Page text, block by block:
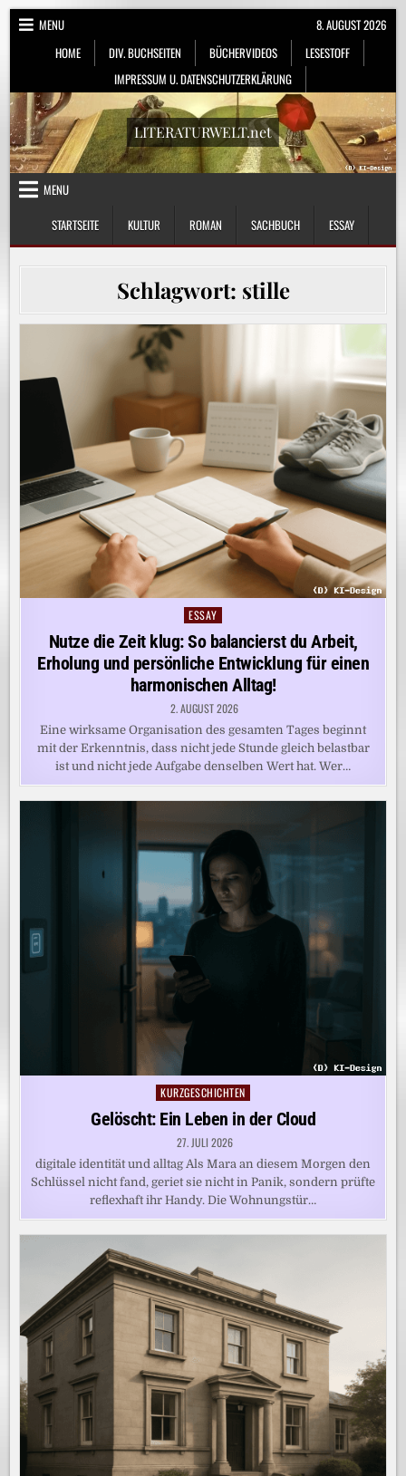
Skip
MENU
HOME
DIV. BUCHSEITEN BÜCHERVIDEOS
LESESTOFF
IMPRESSUM U. DATENSCHUTZERKLÄRUNG
8. AUGUST 2026
LITERATURWELT.net
MENU
STARTSEITE
KULTUR ROMAN SACHBUCH ESSAY
Schlagwort: stille
Posted
in
ESSAY
Nutze die Zeit klug: So balancierst du Arbeit,
Erholung und persönliche Entwicklung für einen
harmonischen Alltag!
2. AUGUST 2026
Eine wirksame Organisation des gesamten Tages beginnt
mit der Erkenntnis, dass nicht jede Stunde gleich belastbar
ist und nicht jede Aufgabe denselben Wert hat. Wer…
Posted
in
KURZGESCHICHTEN
Gelöscht: Ein Leben in der Cloud
27. JULI 2026
digitale identität und alltag Als Mara an diesem Morgen den
Schlüssel nicht fand, geriet sie nicht in Panik, sondern prüfte
reflexhaft ihr Handy. Die Wohnungstür…